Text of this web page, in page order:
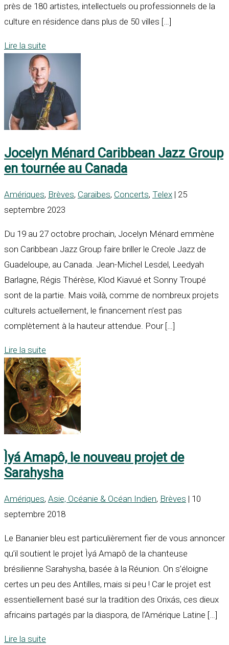
près de 180 artistes, intellectuels ou professionnels de la
culture en résidence dans plus de 50 villes […]
Lire la suite
Jocelyn Ménard Caribbean Jazz Group
en tournée au Canada
Amériques, Brèves, Caraïbes, Concerts, Telex | 25
septembre 2023
Du 19 au 27 octobre prochain, Jocelyn Ménard emmène
son Caribbean Jazz Group faire briller le Creole Jazz de
Guadeloupe, au Canada. Jean-Michel Lesdel, Leedyah
Barlagne, Régis Thérèse, Klod Kiavué et Sonny Troupé
sont de la partie. Mais voilà, comme de nombreux projets
culturels actuellement, le financement n’est pas
complètement à la hauteur attendue. Pour […]
Lire la suite
Ìyá Amapô, le nouveau projet de
Sarahysha
Amériques, Asie, Océanie & Océan Indien, Brèves | 10
septembre 2018
Le Bananier bleu est particulièrement fier de vous annoncer
qu’il soutient le projet Ìyá Amapô de la chanteuse
brésilienne Sarahysha, basée à la Réunion. On s’éloigne
certes un peu des Antilles, mais si peu ! Car le projet est
essentiellement basé sur la tradition des Orixás, ces dieux
africains partagés par la diaspora, de l’Amérique Latine […]
Lire la suite